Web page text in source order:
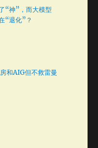
“神”，而大模型
“退化”？
和AIG但不救雷曼